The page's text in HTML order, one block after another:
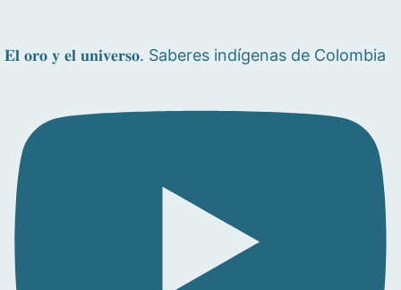
𝐄𝐥 𝐨𝐫𝐨 𝐲 𝐞𝐥 𝐮𝐧𝐢𝐯𝐞𝐫𝐬𝐨. Saberes indígenas de Colombia